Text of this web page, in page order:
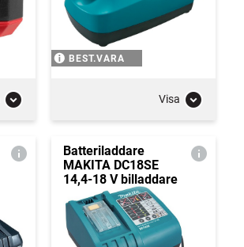
BEST.VARA
Visa
Batteriladdare
MAKITA DC18SE
14,4-18 V billaddare